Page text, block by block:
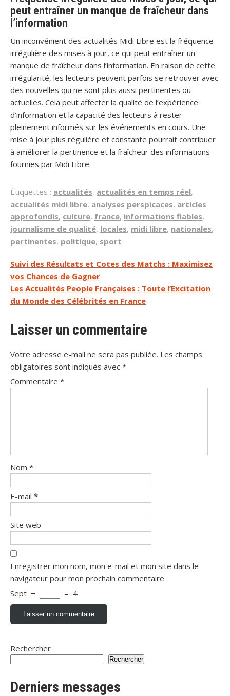
peut entraîner un manque de fraîcheur dans
l’information
Un inconvénient des actualités Midi Libre est la fréquence
irrégulière des mises à jour, ce qui peut entraîner un
manque de fraîcheur dans l’information. En raison de cette
irrégularité, les lecteurs peuvent parfois se retrouver avec
des nouvelles qui ne sont plus aussi pertinentes ou
actuelles. Cela peut affecter la qualité de l’expérience
d’information et la capacité des lecteurs à rester
pleinement informés sur les événements en cours. Une
mise à jour plus régulière et constante pourrait contribuer
à améliorer la pertinence et la fraîcheur des informations
fournies par Midi Libre.
Étiquettes : actualités, actualités en temps réel,
actualités midi libre, analyses perspicaces, articles
approfondis, culture, france, informations fiables,
journalisme de qualité, locales, midi libre, nationales,
pertinentes, politique, sport
Navigation
de
l’article
Suivi des Résultats et Cotes des Matchs : Maximisez
vos Chances de Gagner
Les Actualités People Françaises : Toute l’Excitation
du Monde des Célébrités en France
Laisser un commentaire
Votre adresse e-mail ne sera pas publiée. Les champs
obligatoires sont indiqués avec *
Commentaire *
Nom *
E-mail *
Site web
Enregistrer mon nom, mon e-mail et mon site dans le
navigateur pour mon prochain commentaire.
Sept − = 4
Rechercher
Rechercher
Derniers messages